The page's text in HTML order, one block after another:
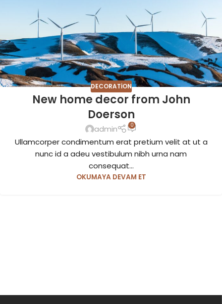
DECORATION
New home decor from John
Doerson
admin 0
Ullamcorper condimentum erat pretium velit at ut a
nunc id a adeu vestibulum nibh urna nam
consequat...
OKUMAYA DEVAM ET